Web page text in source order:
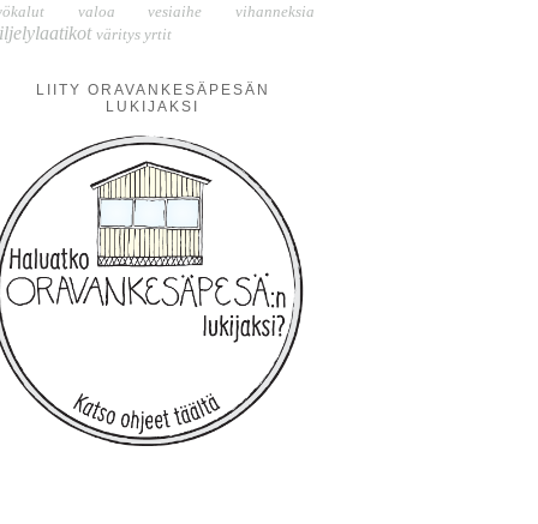
valoa vesiaihe vihanneksia
väritys yrtit
LIITY ORAVANKESÄPESÄN
LUKIJAKSI